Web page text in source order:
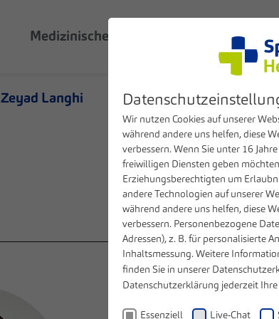
Medizinische Kompetenzen
Zeyad Langhi
Wir nutzen Cookies auf unserer
während andere uns helfen, diese
verbessern. Wenn Sie unter 16
freiwilligen Diensten geben
Erziehungsberechtigten um
andere Technologien auf unserer
während andere uns helfen, diese
verbessern. Personenbezogene
Adressen), z. B. für personalisierte
Inhaltsmessung. Weitere
finden Sie in unserer
Datenschutzerklärung jederzeit
Essenziell Live-Chat